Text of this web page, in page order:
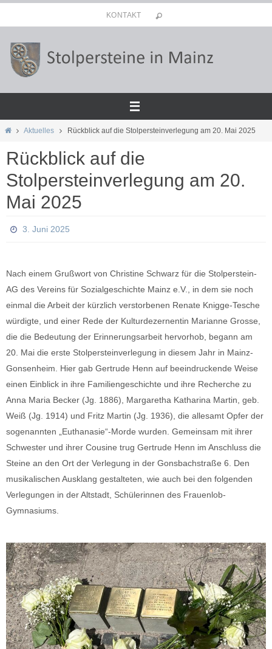
Inhalt
springen
KONTAKT
StartAktuelles Rückblick auf die Stolpersteinverlegung am 20. Mai 2025
Rückblick auf die
Stolpersteinverlegung am 20.
Mai 2025
3. Juni 2025
Nach einem Grußwort von Christine Schwarz für die Stolperstein-
AG des Vereins für Sozialgeschichte Mainz e.V., in dem sie noch
einmal die Arbeit der kürzlich verstorbenen Renate Knigge-Tesche
würdigte, und einer Rede der Kulturdezernentin Marianne Grosse,
die die Bedeutung der Erinnerungsarbeit hervorhob, begann am
20. Mai die erste Stolpersteinverlegung in diesem Jahr in Mainz-
Gonsenheim. Hier gab Gertrude Henn auf beeindruckende Weise
einen Einblick in ihre Familiengeschichte und ihre Recherche zu
Anna Maria Becker (Jg. 1886), Margaretha Katharina Martin, geb.
Weiß (Jg. 1914) und Fritz Martin (Jg. 1936), die allesamt Opfer der
sogenannten „Euthanasie“-Morde wurden. Gemeinsam mit ihrer
Schwester und ihrer Cousine trug Gertrude Henn im Anschluss die
Steine an den Ort der Verlegung in der Gonsbachstraße 6. Den
musikalischen Ausklang gestalteten, wie auch bei den folgenden
Verlegungen in der Altstadt, Schülerinnen des Frauenlob-
Gymnasiums.